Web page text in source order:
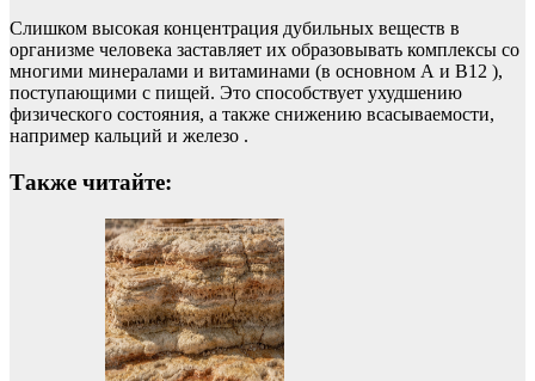
Слишком высокая концентрация дубильных веществ в
организме человека заставляет их образовывать комплексы со
многими минералами и витаминами (в основном A и B12 ),
поступающими с пищей. Это способствует ухудшению
физического состояния, а также снижению всасываемости,
например кальций и железо .
Также читайте: